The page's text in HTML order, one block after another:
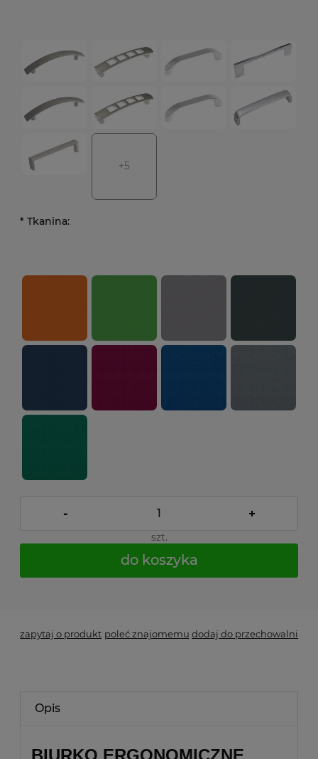
+5
* Tkanina:
- +
szt.
do koszyka
zapytaj o produkt poleć znajomemu dodaj do przechowalni
Opis